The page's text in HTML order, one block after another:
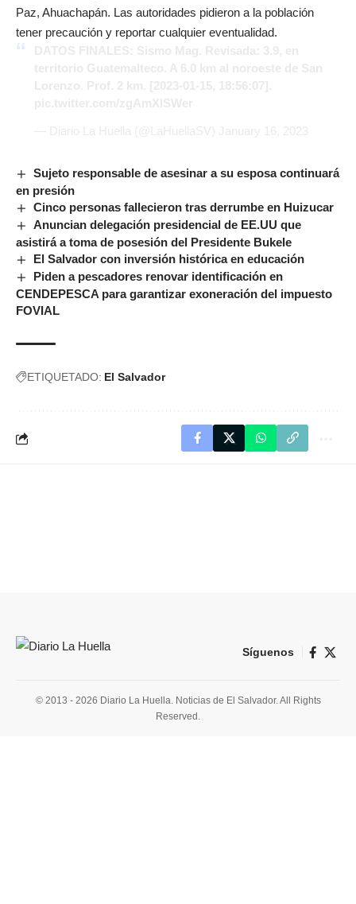
Paz, Ahuachapán. Las autoridades pidieron a la población
tener precaución y reportar cualquier eventualidad.
Sujeto responsable de asesinar a su esposa continuará
en presión
Cinco personas fallecieron tras derrumbe en Huizucar
Anuncian delegación presidencial de EE.UU que
asistirá a toma de posesión del Presidente Bukele
El Salvador con inversión histórica en educación
Piden a pescadores renovar identificación en
CENDEPESCA para garantizar exoneración del impuesto
FOVIAL
ETIQUETADO: El Salvador
Síguenos
© 2013 - 2026 Diario La Huella. Noticias de El Salvador. All Rights
Reserved.